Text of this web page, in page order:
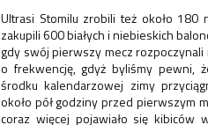
Ultrasi Stomilu zrobili też około 180
zakupili 600 białych i niebieskich
gdy swój pierwszy mecz rozpoczynali
o frekwencję, gdyż byliśmy pewni,
środku kalendarzowej zimy
około pół godziny przed pierwszym
coraz więcej pojawiało się kibiców